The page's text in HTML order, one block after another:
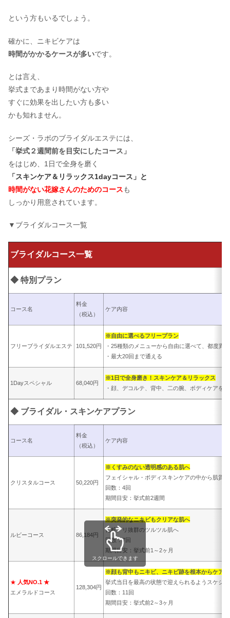
という方もいるでしょう。
確かに、ニキビケアは
時間がかかるケースが多いです。
とは言え、
挙式まであまり時間がない方や
すぐに効果を出したい方も多い
かも知れません。
シーズ・ラボのブライダルエステには、
「挙式２週間前を目安にしたコース」
をはじめ、1日で全身を磨く
「スキンケア＆リラックス1dayコース」と
時間がない花嫁さんのためのコースも
しっかり用意されています。
▼ブライダルコース一覧
ブライダルコース一覧
◆ 特別プラン
コース名
料金
（税込）
ケア内容
フリーブライダルエステ 101,520円
※自由に選べるフリープラン
・25種類のメニューから自由に選べて、都度異
・最大20回まで通える
1Dayスペシャル 68,040円
※1日で全身磨き！スキンケア＆リラックス
・顔、デコルテ、背中、二の腕、ボディケアを1
◆ ブライダル・スキンケアプラン
コース名
料金
（税込）
ケア内容
クリスタルコース 50,220円
※くすみのない透明感のある肌へ
フェイシャル・ボディスキンケアの中から肌質
回数：4回
期間目安：挙式前2週間
ルビーコース 86,184円
※突発的なニキビもクリアな肌へ
化粧ノリ抜群のツルツル肌へ
回数：7回
期間目安：挙式前1～2ヶ月
★ 人気NO.1 ★
エメラルドコース
128,304円
※顔も背中もニキビ、ニキビ跡を根本からケア
挙式当日を最高の状態で迎えられるようスケジ
回数：11回
期間目安：挙式前2～3ヶ月
スクロールできます